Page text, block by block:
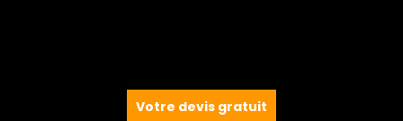
Votre devis gratuit